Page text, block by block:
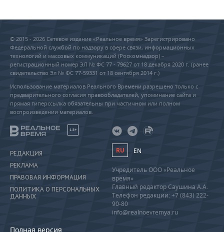
© 2015 - 2026 Сетевое издание «Реальное время» Зарегистрировано
Федеральной службой по надзору в сфере связи, информационных
технологий и массовых коммуникаций (Роскомнадзор) –
регистрационный номер ЭЛ № ФС 77 - 79627 от 18 декабря 2020 г. (ранее
свидетельство Эл № ФС 77-59331 от 18 сентября 2014 г.)
Использование материалов Реального Времени разрешено только с
предварительного согласия правообладателей, упоминание сайта и
прямая гиперссылка обязательны при частичном или полном
воспроизведении материалов.
18+
РЕДАКЦИЯ
РЕКЛАМА
ПРАВОВАЯ ИНФОРМАЦИЯ
ПОЛИТИКА О ПЕРСОНАЛЬНЫХ
ДАННЫХ
Полная версия
RU EN
Учредитель ООО «Реальное
время»
Главный редактор Саушина А.А.
Телефон редакции: +7 (843) 222-
90-80
info@realnoevremya.ru